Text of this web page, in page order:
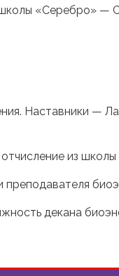
«Серебро» —
Наставники —
из
декана